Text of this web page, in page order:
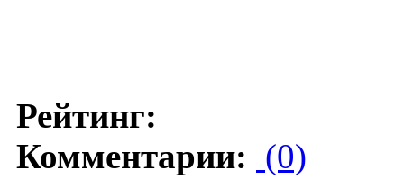
Рейтинг:
Комментарии: (0)